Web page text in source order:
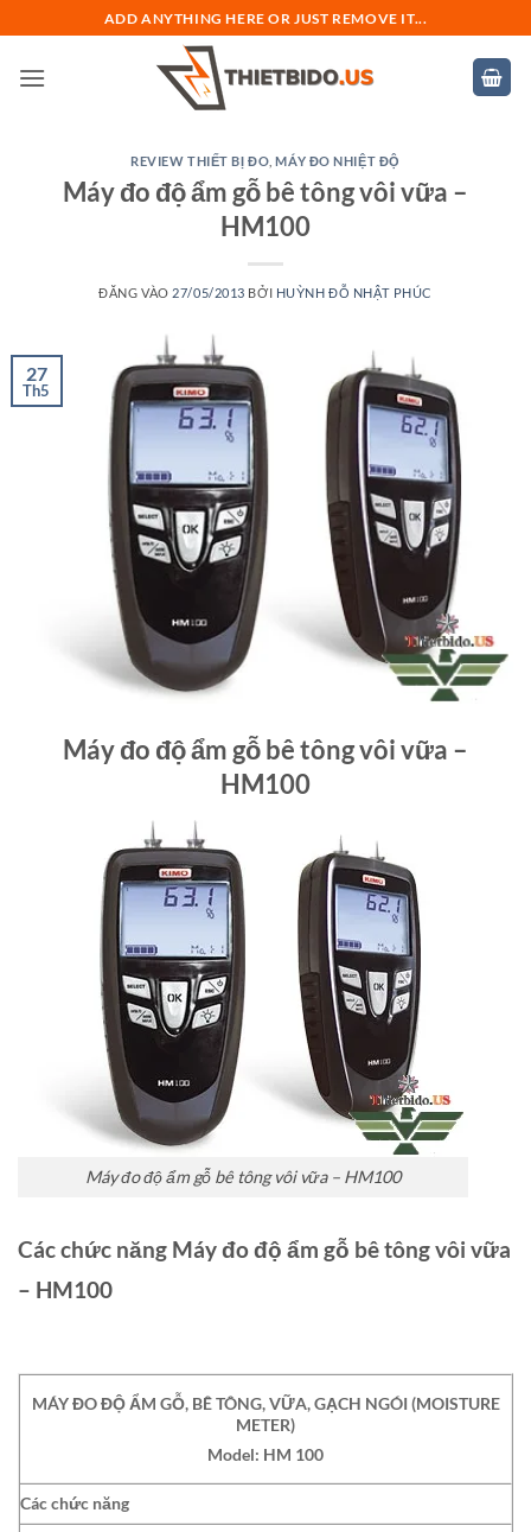
qua
nội
ADD ANYTHING HERE OR JUST REMOVE IT...
REVIEW THIẾT BỊ ĐO ,MÁY ĐO NHIỆT ĐỘ
Máy đo độ ẩm gỗ bê tông vôi vữa –
HM100
ĐĂNG VÀO 27/05/2013 BỞI HUỲNH ĐỖ NHẬT PHÚC
27
Th5
Máy đo độ ẩm gỗ bê tông vôi vữa –
HM100
Máy đo độ ẩm gỗ bê tông vôi vữa – HM100
Các chức năng Máy đo độ ẩm gỗ bê tông vôi vữa
– HM100
MÁY ĐO ĐỘ ẨM GỖ, BÊ TÔNG, VỮA, GẠCH NGÓI (MOISTURE
METER)
Model: HM 100
Các chức năng